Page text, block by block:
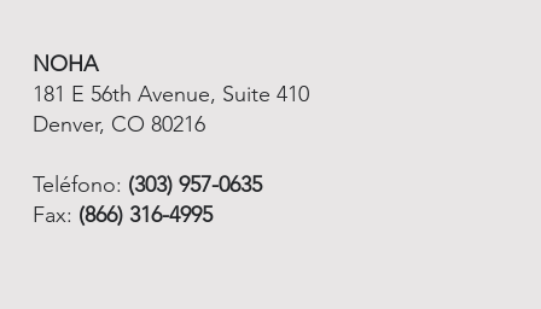
NOHA
181 E 56th Avenue, Suite 410
Denver, CO 80216
Teléfono: (303) 957-0635
Fax: (866) 316-4995